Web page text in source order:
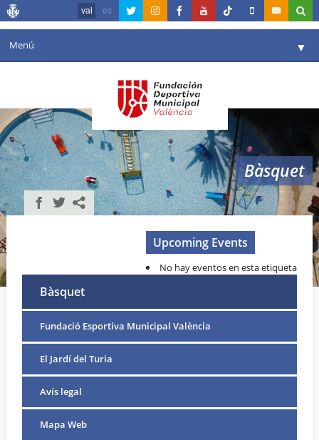
val es
Menú ▼
Agenda
Instal·lacions
Comunicació ▼
València en esport ▼
Bàsquet
Upcoming Events
No hay eventos en esta etiqueta
Bàsquet
Fundació Esportiva Municipal València
El Jardí del Turia
Avís legal
Mapa Web